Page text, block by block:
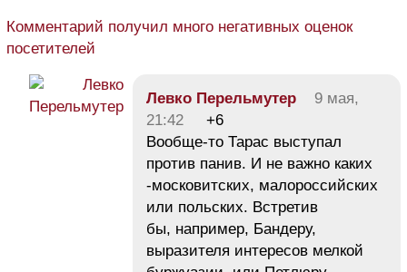
Комментарий получил много негативных оценок
посетителей
Левко Перельмутер
9 мая,
21:42
+6
Вообще-то Тарас выступал
против панив. И не важно каких
-московитских, малороссийских
или польских. Встретив
бы, например, Бандеру,
выразителя интересов мелкой